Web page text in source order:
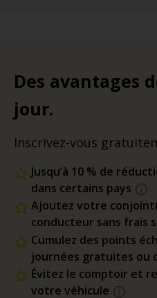
Des avantages
jour.
Inscrivez-vous
Jusqu’à 10 % de
dans certains pays
Ajoutez votre
conducteur sans frais
Cumulez des points
journées gratuites ou
Évitez le comptoir et
votre véhicule